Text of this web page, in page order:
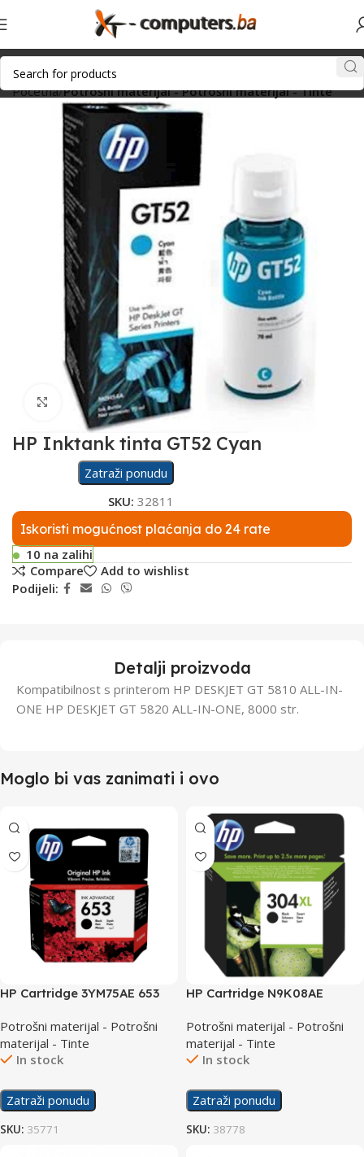
Početna Potrošni materijal - Potrošni materijal - Tinte
Click to enlarge
HP Inktank tinta GT52 Cyan
Zatraži ponudu
SKU: 32811
Iskoristi mogućnost plaćanja do 24 rate
10 na zalihi
Compare
Add to wishlist
Podijeli:
Detalji proizvoda
Kompatibilnost s printerom HP DESKJET GT 5810 ALL-IN-
ONE HP DESKJET GT 5820 ALL-IN-ONE, 8000 str.
Moglo bi vas zanimati i ovo
HP Cartridge 3YM75AE 653
Potrošni materijal - Potrošni
materijal - Tinte
In stock
Zatraži ponudu
SKU: 35771
HP Cartridge N9K08AE
Potrošni materijal - Potrošni
materijal - Tinte
In stock
Zatraži ponudu
SKU: 38778